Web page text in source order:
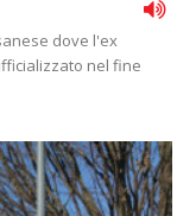
dove l'ex
nel fine